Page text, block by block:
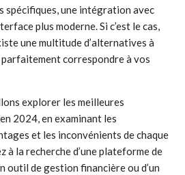
spécifiques, une intégration avec
plus moderne. Si c’est le cas,
une multitude d’alternatives à
correspondre à vos
explorer les meilleures
2024, en examinant les
et les inconvénients de chaque
à la recherche d’une plateforme de
outil de gestion financière ou d’un